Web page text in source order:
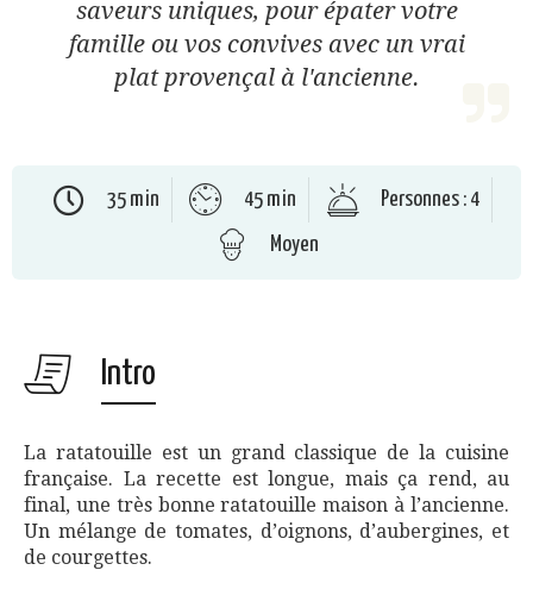
saveurs uniques, pour épater votre
famille ou vos convives avec un vrai
plat provençal à l'ancienne.
35 min 45 min
Personnes : 4
Moyen
Intro
La ratatouille est un grand classique de la cuisine
française. La recette est longue, mais ça rend, au
final, une très bonne ratatouille maison à l’ancienne.
Un mélange de tomates, d’oignons, d’aubergines, et
de courgettes.